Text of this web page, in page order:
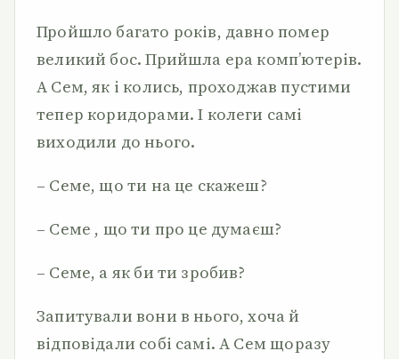
Пройшло багато років, давно помер
великий бос. Прийшла ера комп’ютерів.
А Сем, як і колись, проходжав пустими
тепер коридорами. І колеги самі
виходили до нього.
– Семе, що ти на це скажеш?
– Семе , що ти про це думаєш?
– Семе, а як би ти зробив?
Запитували вони в нього, хоча й
відповідали собі самі. А Сем щоразу